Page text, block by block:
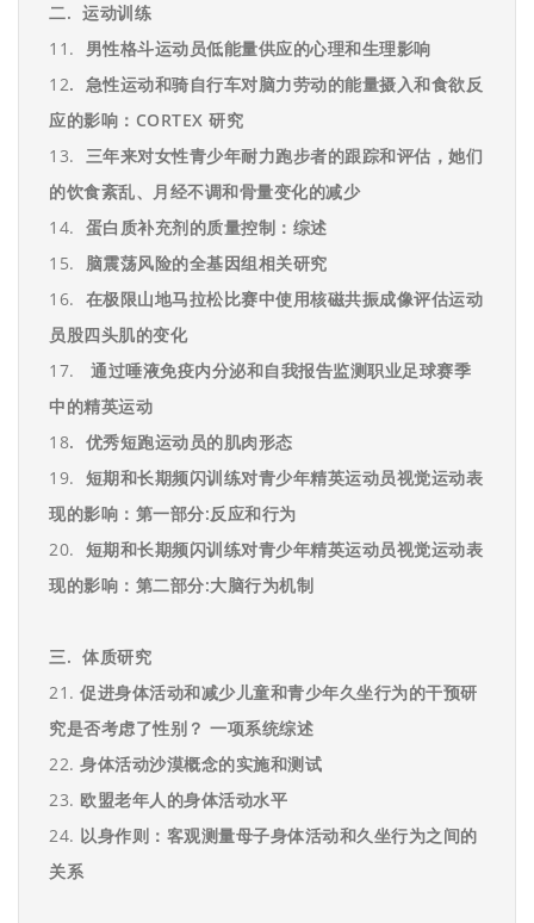
二. 运动训练
11.
男性格斗运动员低能量供应的心理和生理影响
12. 急性运动和骑自行车对脑力劳动的能量摄入和食欲反
应的影响： CORTEX 研究
13. 三年来对女性青少年耐力跑步者的跟踪和评估，她们
的饮食紊乱、月经不调和骨量变化的减少
14. 蛋白质补充剂的质量控制：综述
15. 脑震荡风险的全基因组相关研究
16. 在极限山地马拉松比赛中使用核磁共振成像评估运动
员股四头肌的变化
17. 通过唾液免疫内分泌和自我报告监测职业足球赛季
中的精英运动
18. 优秀短跑运动员的肌肉形态
19. 短期和长期频闪训练对青少年精英运动员视觉运动表
现的影响：第一部分:反应和行为
20. 短期和长期频闪训练对青少年精英运动员视觉运动表
现的影响：第二部分:大脑行为机制
三. 体质研究
21. 促进身体活动和减少儿童和青少年久坐行为的干预研
究是否考虑了性别？ 一项系统综述
22. 身体活动沙漠概念的实施和测试
23. 欧盟老年人的身体活动水平
24. 以身作则：客观测量母子身体活动和久坐行为之间的
关系